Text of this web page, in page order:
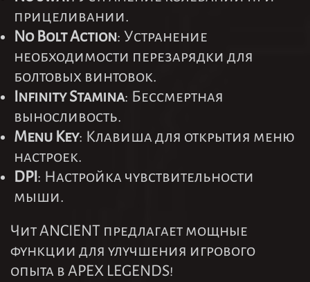
прицеливании.
No Bolt Action: Устранение
необходимости перезарядки для
болтовых винтовок.
Infinity Stamina: Бессмертная
выносливость.
Menu Key: Клавиша для открытия меню
настроек.
DPI : Настройка чувствительности
мыши.
Чит ANCIENT предлагает мощные
функции для улучшения игрового
опыта в APEX LEGENDS!